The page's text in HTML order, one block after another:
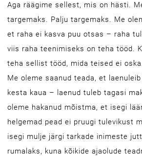
Aga räägime sellest, mis on hästi.
targemaks. Palju targemaks. Me
et raha ei kasva puu otsas – raha
viis raha teenimiseks on teha tööd.
teha sellist tööd, mida teised ei
Me oleme saanud teada, et
kesta kaua – laenud tuleb tagasi
oleme hakanud mõistma, et isegi
helgemad pead ei pruugi tulevikust
isegi mulje järgi tarkade inimeste
rumalaks, kuna kõikide ajaolude